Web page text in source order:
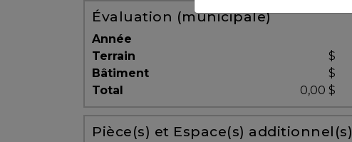
COURTIERSÉvaluation (municipale)
Année
Terrain
$
Bâtiment
$
Total
0,00 $
Pièce(s) et Espace(s) additionnel(s)